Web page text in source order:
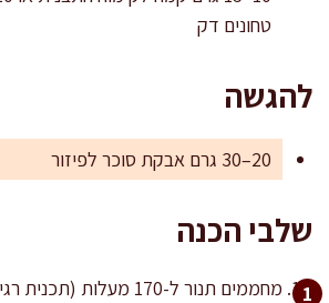
טחונים דק
להגשה
20–30 גרם אבקת סוכר לפיזור
שלבי הכנה
מחממים תנור ל-170 מעלות